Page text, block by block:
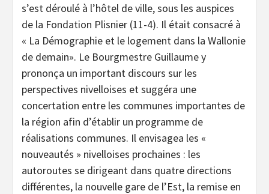
s’est déroulé à l’hôtel de ville, sous les auspices
de la Fondation Plisnier (11-4). Il était consacré à
« La Démographie et le logement dans la Wallonie
de demain». Le Bourgmestre Guillaume y
prononça un important discours sur les
perspectives nivelloises et suggéra une
concertation entre les communes importantes de
la région afin d’établir un programme de
réalisations communes. Il envisagea les «
nouveautés » nivelloises prochaines : les
autoroutes se dirigeant dans quatre directions
différentes, la nouvelle gare de l’Est, la remise en